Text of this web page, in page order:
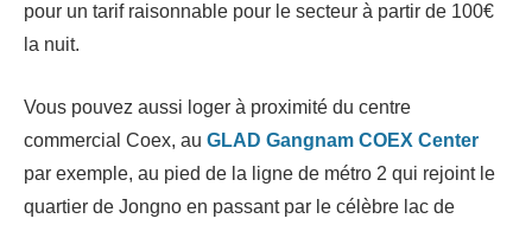
pour un tarif raisonnable pour le secteur à partir de 100€
la nuit.
Vous pouvez aussi loger à proximité du centre
commercial Coex, au GLAD Gangnam COEX Center
par exemple, au pied de la ligne de métro 2 qui rejoint le
quartier de Jongno en passant par le célèbre lac de